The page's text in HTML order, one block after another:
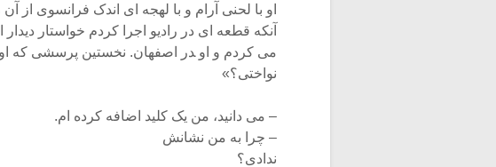
او با لحنی آرام و با لهجه ای اندک فرانسوی از
آنکه قطعه ای در رادیو اجرا کردم خواستار
می کردم و او ‍‍‍در اصفهان. نخستین پرسشی که او
نواختی؟»
– می دانید، من یک کلید اضافه کرده ام.
– چرا به من نشانش
ندادی؟